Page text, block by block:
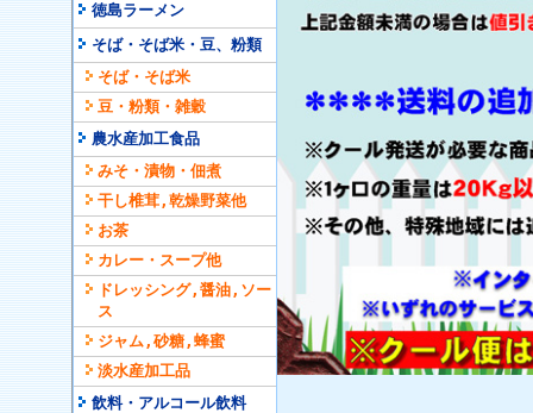
徳島ラーメン
そば・そば米・豆、粉類
そば・そば米
豆・粉類・雑穀
農水産加工食品
みそ・漬物・佃煮
干し椎茸,乾燥野菜他
お茶
カレー・スープ他
ドレッシング,醤油,ソー
ス
ジャム,砂糖,蜂蜜
淡水産加工品
飲料・アルコール飲料